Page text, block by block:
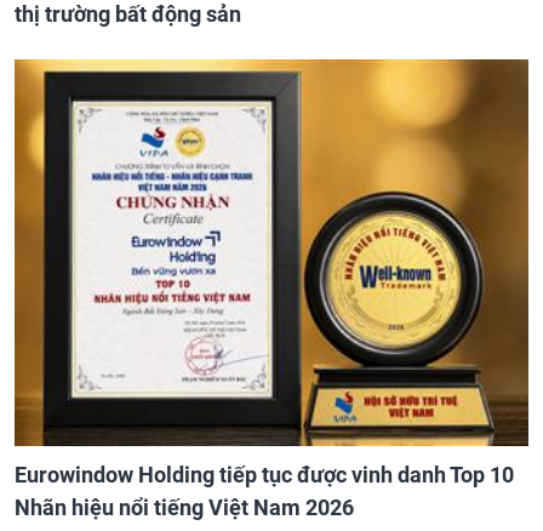
thị trường bất động sản
Eurowindow Holding tiếp tục được vinh danh Top 10
Nhãn hiệu nổi tiếng Việt Nam 2026